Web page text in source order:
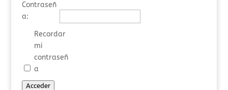
Contraseñ
a:
Recordar
mi
contraseñ
a
Acceder